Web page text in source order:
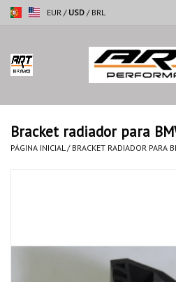
EUR / USD / BRL
Página inicial
Motocicletas
Automoveis
Bracket radiador para
PÁGINA INICIAL / BRACKET RADIADOR PARA